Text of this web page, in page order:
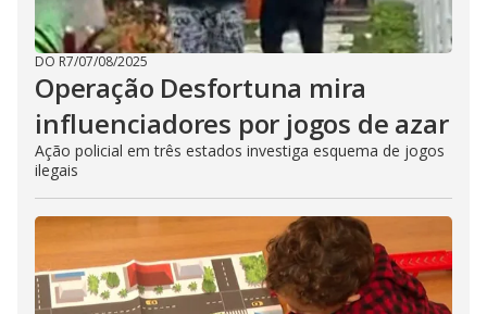
DO R7/07/08/2025
Operação Desfortuna mira
influenciadores por jogos de azar
Ação policial em três estados investiga esquema de jogos
ilegais